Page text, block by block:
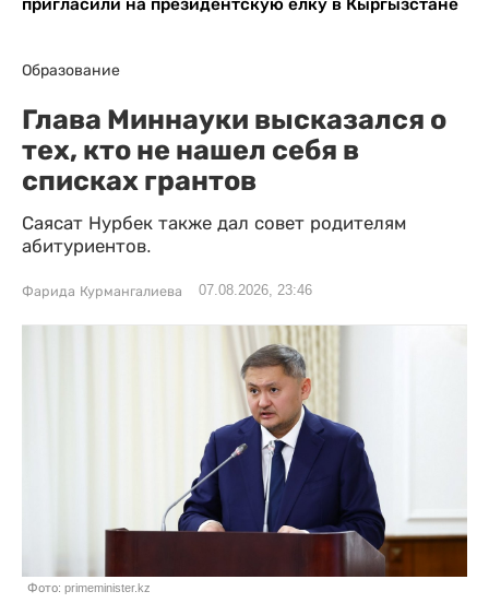
пригласили на президентскую елку в Кыргызстане
Образование
Глава Миннауки высказался о
тех, кто не нашел себя в
списках грантов
Саясат Нурбек также дал совет родителям
абитуриентов.
Фарида Курмангалиева 07.08.2026, 23:46
Фото: primeminister.kz